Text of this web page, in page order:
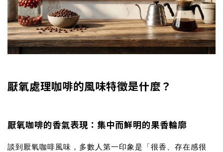
厭氧處理咖啡的風味特徵是什麼？
厭氧咖啡的香氣表現：集中而鮮明的果香輪廓
談到 厭氧咖啡風味 ，多數人第一印象是「很香、存在感很